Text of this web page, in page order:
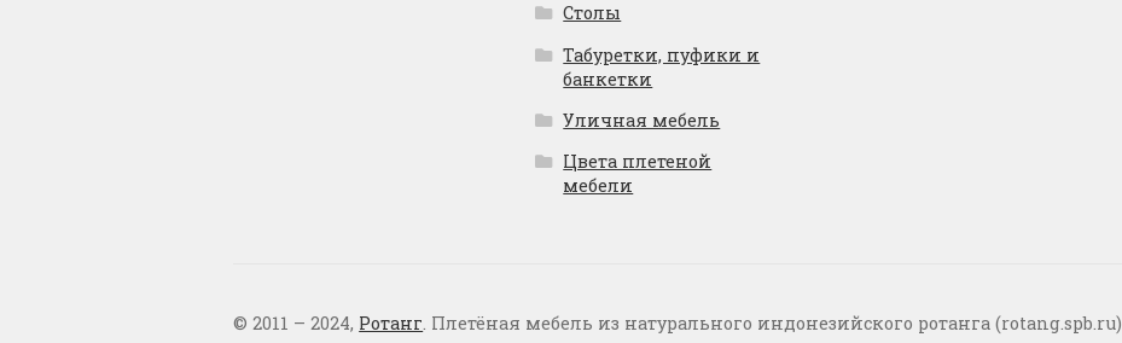
Столы
Табуретки, пуфики и
банкетки
Уличная мебель
Цвета плетеной
мебели
© 2011 – 2024, Ротанг. Плетёная мебель из натурального индонезийского ротанга (rotang.spb.ru)